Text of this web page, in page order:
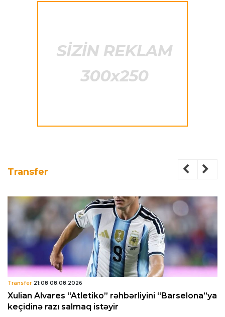
Transfer
Transfer 21:08 08.08.2026
Xulian Alvares “Atletiko” rəhbərliyini “Barselona”ya
keçidinə razı salmaq istəyir